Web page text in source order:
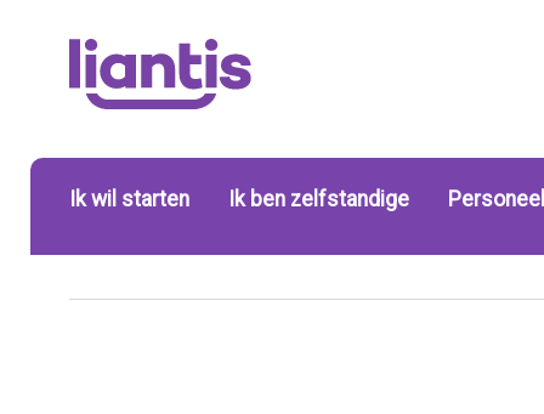
Ik wil starten Ik ben zelfstandige